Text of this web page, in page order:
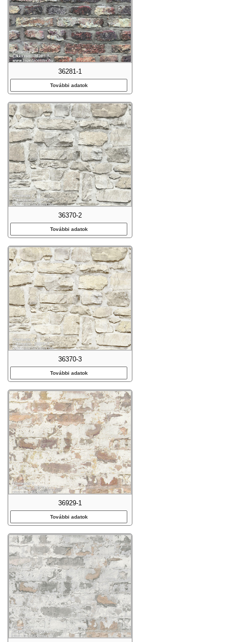
36281-1
További adatok
36370-2
További adatok
36370-3
További adatok
36929-1
További adatok